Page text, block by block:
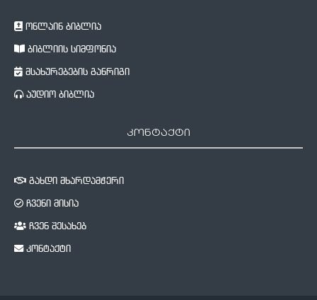
ონლაინ ბიბლია
ბიბლიის სიმფონია
მსახურებების განრიგი
აუდიო ბიბლია
კონტაქტი
გახდი მხარდამჭერი
ჩვენი მისია
ჩვენ შესახებ
კონტაქტი